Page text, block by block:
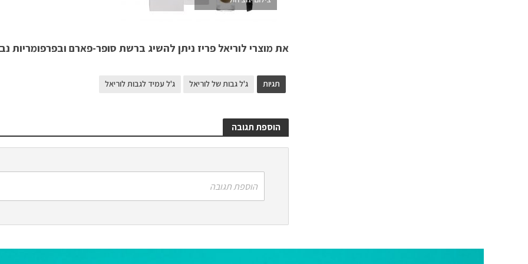
את מוצרי לוריאל פריז ניתן להשיג ברשת סופר-פארם ובפרפומריות
תגיות ג'ל גבות של לוריאל ג'ל עמיד לגבות לוריאל
הוספת תגובה
הוספת תגובה